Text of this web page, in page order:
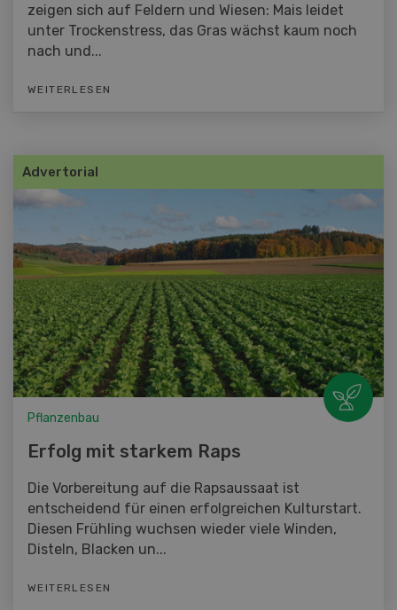
zeigen sich auf Feldern und Wiesen: Mais leidet
unter Trockenstress, das Gras wächst kaum noch
nach und...
WEITERLESEN
Advertorial
Pflanzenbau
Erfolg mit starkem Raps
Die Vorbereitung auf die Rapsaussaat ist
entscheidend für einen erfolgreichen Kulturstart.
Diesen Frühling wuchsen wieder viele Winden,
Disteln, Blacken un...
WEITERLESEN